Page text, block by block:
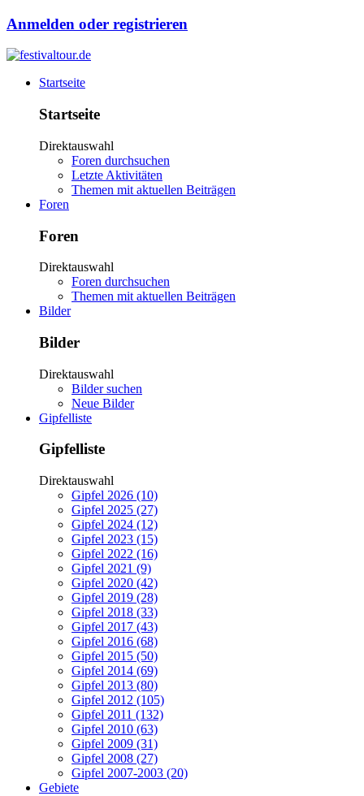
Anmelden oder registrieren
Startseite
Startseite
Direktauswahl
Foren durchsuchen
Letzte Aktivitäten
Themen mit aktuellen Beiträgen
Foren
Foren
Direktauswahl
Foren durchsuchen
Themen mit aktuellen Beiträgen
Bilder
Bilder
Direktauswahl
Bilder suchen
Neue Bilder
Gipfelliste
Gipfelliste
Direktauswahl
Gipfel 2026 (10)
Gipfel 2025 (27)
Gipfel 2024 (12)
Gipfel 2023 (15)
Gipfel 2022 (16)
Gipfel 2021 (9)
Gipfel 2020 (42)
Gipfel 2019 (28)
Gipfel 2018 (33)
Gipfel 2017 (43)
Gipfel 2016 (68)
Gipfel 2015 (50)
Gipfel 2014 (69)
Gipfel 2013 (80)
Gipfel 2012 (105)
Gipfel 2011 (132)
Gipfel 2010 (63)
Gipfel 2009 (31)
Gipfel 2008 (27)
Gipfel 2007-2003 (20)
Gebiete